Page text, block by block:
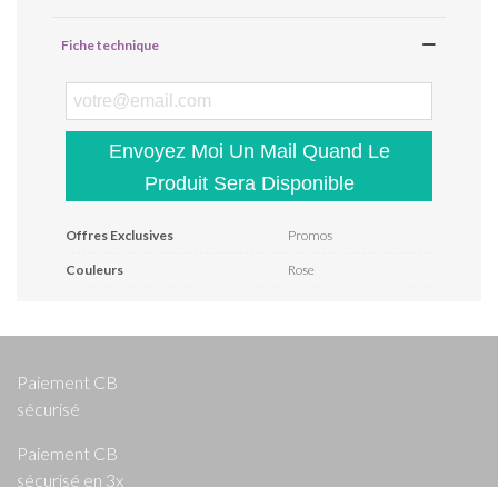
Fiche technique
Envoyez Moi Un Mail Quand Le
Produit Sera Disponible
Offres Exclusives Promos
Couleurs Rose
Paiement CB
sécurisé
Paiement CB
sécurisé en 3x